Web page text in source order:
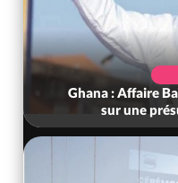
Nigeria : Le Togo
acheteurs